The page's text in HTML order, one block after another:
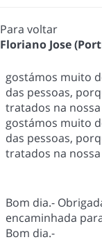
Para voltar
Floriano Jose
gostámos muito
das pessoas,
tratados na
gostámos muito
das pessoas,
tratados na
Bom dia.-
encaminhada
Bom dia.-